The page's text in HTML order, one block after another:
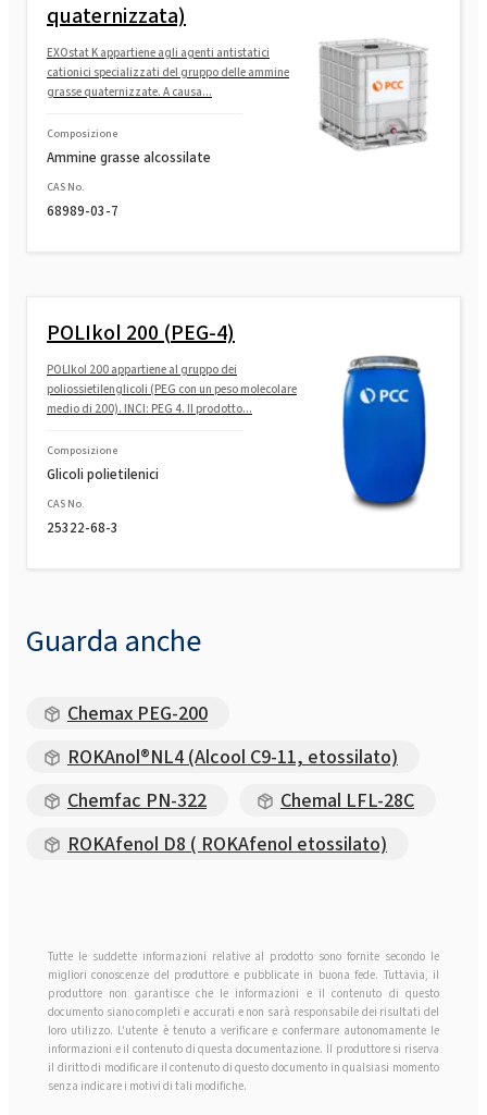
quaternizzata)
EXOstat K appartiene agli agenti antistatici
cationici specializzati del gruppo delle ammine
grasse quaternizzate. A causa...
Composizione
Ammine grasse alcossilate
CAS No.
68989-03-7
POLIkol 200 (PEG-4)
POLIkol 200 appartiene al gruppo dei
poliossietilenglicoli (PEG con un peso molecolare
medio di 200). INCI: PEG 4. Il prodotto...
Composizione
Glicoli polietilenici
CAS No.
25322-68-3
Guarda anche
Chemax PEG-200
ROKAnol®NL4 (Alcool C9-11, etossilato)
Chemfac PN-322
Chemal LFL-28C
ROKAfenol D8 ( ROKAfenol etossilato)
Tutte le suddette informazioni relative al prodotto sono fornite secondo le
migliori conoscenze del produttore e pubblicate in buona fede. Tuttavia, il
produttore non garantisce che le informazioni e il contenuto di questo
documento siano completi e accurati e non sarà responsabile dei risultati del
loro utilizzo. L'utente è tenuto a verificare e confermare autonomamente le
informazioni e il contenuto di questa documentazione. Il produttore si riserva
il diritto di modificare il contenuto di questo documento in qualsiasi momento
senza indicare i motivi di tali modifiche.